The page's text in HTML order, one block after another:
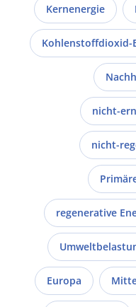
Kernenergie
Kohlenstoffdioxid-
nicht-
nicht-
regenerative
Europa